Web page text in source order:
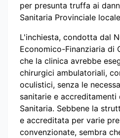
per presunta truffa ai
Sanitaria Provinciale
L'inchiesta, condotta dal
Economico-Finanziaria di
che la clinica avrebbe
chirurgici ambulatoriali,
oculistici, senza le
sanitarie e accreditamenti
Sanitaria. Sebbene la
e accreditata per varie
convenzionate, sembra